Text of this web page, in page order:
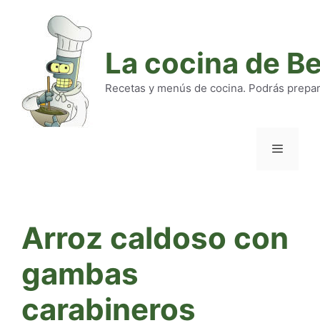
La cocina de
Recetas y menús de cocina. Podrás
Arroz caldoso con
gambas
carabineros